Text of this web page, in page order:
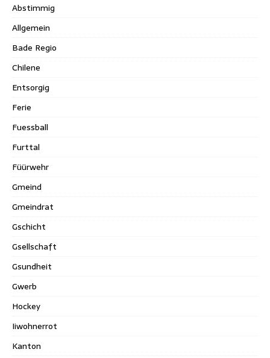
Abstimmig
Allgemein
Bade Regio
Chilene
Entsorgig
Ferie
Fuessball
Furttal
Füürwehr
Gmeind
Gmeindrat
Gschicht
Gsellschaft
Gsundheit
Gwerb
Hockey
Iiwohnerrot
Kanton